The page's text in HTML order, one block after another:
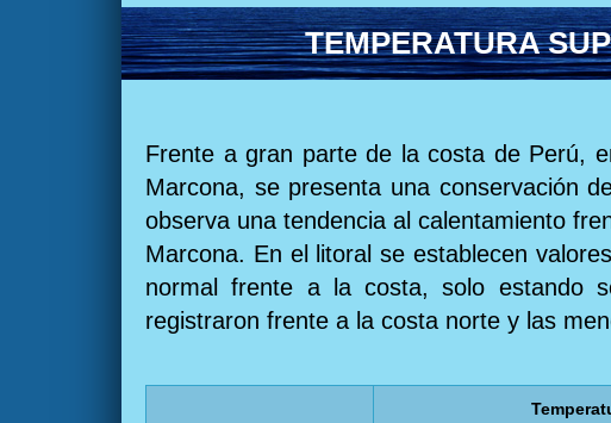
TEMPERATURA
Frente a gran parte de la costa de Perú,
Marcona, se presenta una conservación
observa una tendencia al calentamiento
Marcona. En el litoral se establecen
normal frente a la costa, solo estando
registraron frente a la costa norte y las